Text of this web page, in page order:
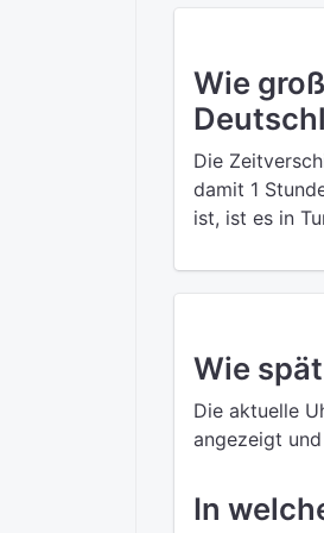
Wie
Die
damit 1
ist, ist es in
Wie
Die aktuelle
angezeigt
In